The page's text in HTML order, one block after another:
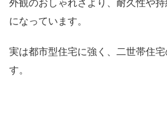
外観のおしゃれさより、耐久性や
になっています。
実は都市型住宅に強く、二世帯住
す。